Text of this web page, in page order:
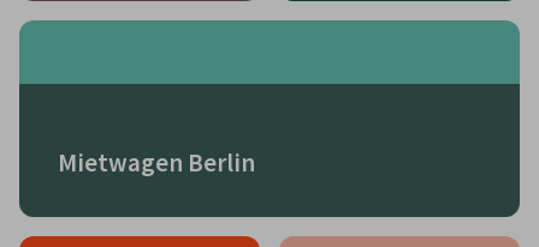
Mietwagen Berlin